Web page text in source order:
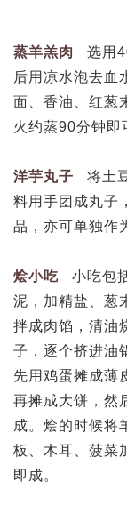
蒸羊羔肉
选用
后用凉水泡去血
面、香油、红葱
火约蒸90分钟即
洋芋丸子 将土
料用手团成丸子
品，亦可单独作
烩小吃 小吃包
泥，加精盐、葱
拌成肉馅，清油
子，逐个挤进油
先用鸡蛋摊成薄
再摊成大饼，然
成。烩的时候将
板、木耳、菠菜
即成。